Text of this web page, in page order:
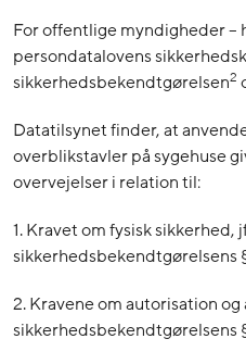
For offentlige myndigheder –
persondatalovens
sikkerhedsbekendtgørelsen2
Datatilsynet finder, at
overblikstavler på sygehuse
overvejelser i relation til:
1. Kravet om fysisk sikkerhed,
sikkerhedsbekendtgørelsens
2. Kravene om autorisation
sikkerhedsbekendtgørelsens